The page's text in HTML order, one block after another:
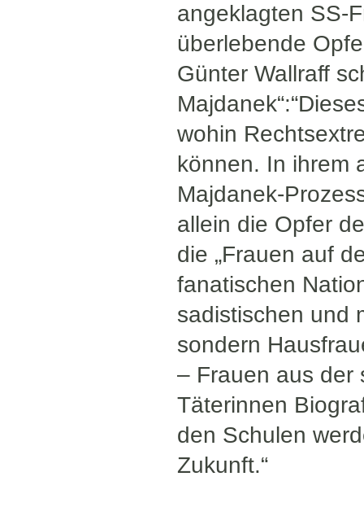
angeklagten SS-
überlebende
Günter Wallraff
wohin
können. In ihrem
Majdanek-
allein die Opfer
die „Frauen auf
fanatischen
sadistischen und
sondern
– Frauen aus der
Täterinnen
den Schulen
Zukunft.“